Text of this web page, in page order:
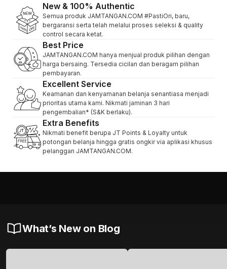
New & 100% Authentic
Semua produk JAMTANGAN.COM #PastiOri, baru,
bergaransi serta telah melalui proses seleksi & quality
control secara ketat.
Best Price
JAMTANGAN.COM hanya menjual produk pilihan dengan
harga bersaing. Tersedia cicilan dan beragam pilihan
pembayaran.
Excellent Service
Keamanan dan kenyamanan belanja senantiasa menjadi
prioritas utama kami. Nikmati jaminan 3 hari
pengembalian* (S&K berlaku).
Extra Benefits
Nikmati benefit berupa JT Points & Loyalty untuk
potongan belanja hingga gratis ongkir via aplikasi khusus
pelanggan JAMTANGAN.COM.
What’s New on Blog